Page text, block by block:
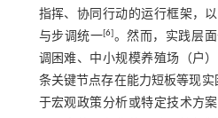
指挥、协同行动的运行框架，
与步调统一[6]。然而，实践层
调困难、中小规模养殖场（户
条关键节点存在能力短板等现实
于宏观政策分析或特定技术方